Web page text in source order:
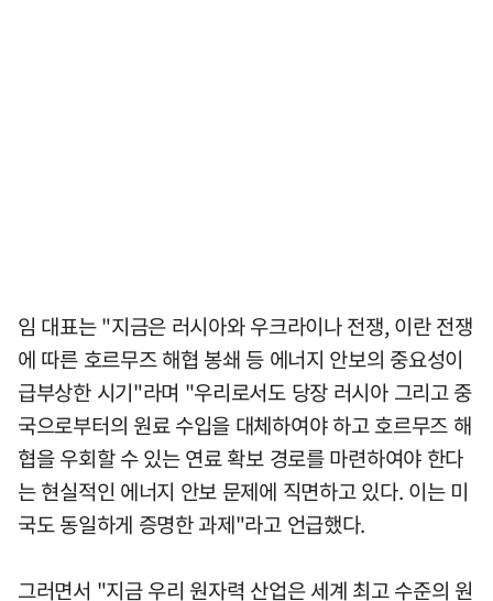
임 대표는 "지금은 러시아와 우크라이나 전쟁, 이란 전쟁
에 따른 호르무즈 해협 봉쇄 등 에너지 안보의 중요성이
급부상한 시기"라며 "우리로서도 당장 러시아 그리고 중
국으로부터의 원료 수입을 대체하여야 하고 호르무즈 해
협을 우회할 수 있는 연료 확보 경로를 마련하여야 한다
는 현실적인 에너지 안보 문제에 직면하고 있다. 이는 미
국도 동일하게 증명한 과제"라고 언급했다.
그러면서 "지금 우리 원자력 산업은 세계 최고 수준의 원